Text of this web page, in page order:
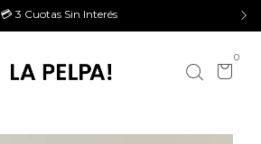
💳 3 Cuotas Sin Interés
0